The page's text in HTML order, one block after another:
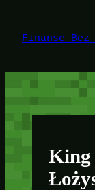
treści
Finanse
King